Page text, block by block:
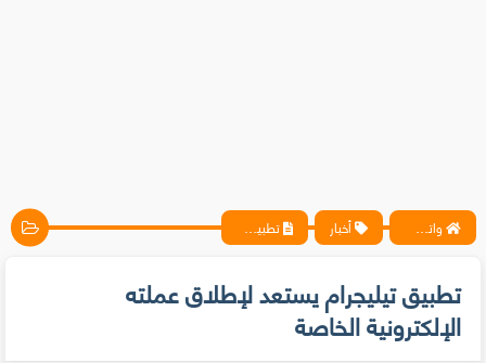
واتس آب ، فيسبوك ، أنترنت ، شروحات تقنية حصرية - المحترف أخبار تطبيق تيليجرام يستعد لإطلاق عملته الإلكترونية الخاصة
تطبيق تيليجرام يستعد لإطلاق عملته
الإلكترونية الخاصة